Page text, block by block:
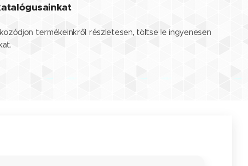
termékeinkről részletesen, töltse le ingyenesen